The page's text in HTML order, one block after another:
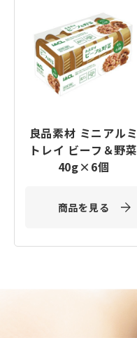
良品素材 ミニアルミ
トレイ ビーフ＆野菜
40g×6個
商品を見る